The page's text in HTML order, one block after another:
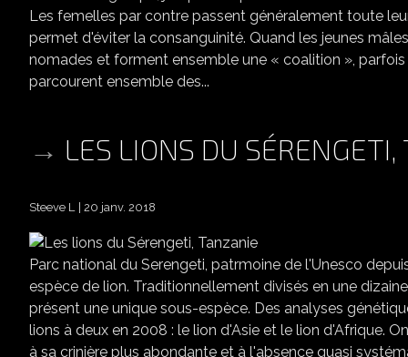
Les femelles par contre passent généralement toute
permet d'éviter la consanguinité. Quand les jeunes
nomades et forment ensemble une « coalition »,
parcourent ensemble des...
LES LIONS DU
Steeve L 20 janv. 2018
Parc national du Serengeti, patrmoine de l'Unesco
espèce de lion. Traditionnellement divisés en une
présent une unique sous-espèce. Des analyses
lions à deux en 2008 : le lion d'Asie et le lion d'Afrique.
à sa crinière plus abondante et à l'absence quasi